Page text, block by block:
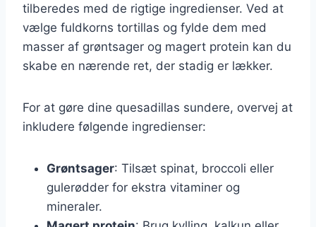
tilberedes med de rigtige ingredienser. Ved at
vælge fuldkorns tortillas og fylde dem med
masser af grøntsager og magert protein kan du
skabe en nærende ret, der stadig er lækker.
For at gøre dine quesadillas sundere, overvej at
inkludere følgende ingredienser:
Grøntsager: Tilsæt spinat, broccoli eller
gulerødder for ekstra vitaminer og
mineraler.